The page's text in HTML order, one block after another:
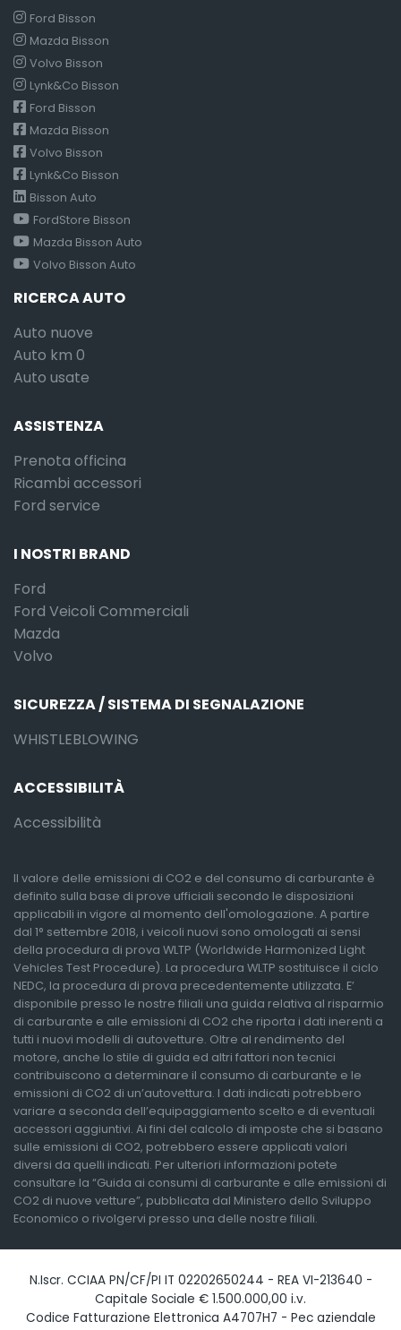
Ford Bisson
Mazda Bisson
Volvo Bisson
Lynk&Co Bisson
Ford Bisson
Mazda Bisson
Volvo Bisson
Lynk&Co Bisson
Bisson Auto
FordStore Bisson
Mazda Bisson Auto
Volvo Bisson Auto
RICERCA AUTO
Auto nuove
Auto km 0
Auto usate
ASSISTENZA
Prenota officina
Ricambi accessori
Ford service
I NOSTRI BRAND
Ford
Ford Veicoli Commerciali
Mazda
Volvo
SICUREZZA / SISTEMA DI SEGNALAZIONE
WHISTLEBLOWING
ACCESSIBILITÀ
Accessibilità
Il valore delle emissioni di CO2 e del consumo di carburante è
definito sulla base di prove ufficiali secondo le disposizioni
applicabili in vigore al momento dell'omologazione. A partire
dal 1° settembre 2018, i veicoli nuovi sono omologati ai sensi
della procedura di prova WLTP (Worldwide Harmonized Light
Vehicles Test Procedure). La procedura WLTP sostituisce il ciclo
NEDC, la procedura di prova precedentemente utilizzata. E’
disponibile presso le nostre filiali una guida relativa al risparmio
di carburante e alle emissioni di CO2 che riporta i dati inerenti a
tutti i nuovi modelli di autovetture. Oltre al rendimento del
motore, anche lo stile di guida ed altri fattori non tecnici
contribuiscono a determinare il consumo di carburante e le
emissioni di CO2 di un’autovettura. I dati indicati potrebbero
variare a seconda dell’equipaggiamento scelto e di eventuali
accessori aggiuntivi. Ai fini del calcolo di imposte che si basano
sulle emissioni di CO2, potrebbero essere applicati valori
diversi da quelli indicati. Per ulteriori informazioni potete
consultare la “Guida ai consumi di carburante e alle emissioni di
CO2 di nuove vetture”, pubblicata dal Ministero dello Sviluppo
Economico o rivolgervi presso una delle nostre filiali.
N.Iscr. CCIAA PN/CF/PI IT 02202650244 - REA VI-213640 -
Capitale Sociale € 1.500.000,00 i.v.
Codice Fatturazione Elettronica A4707H7 - Pec aziendale